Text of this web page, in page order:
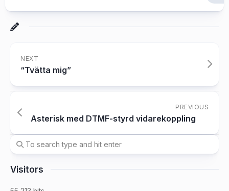
NEXT
“Tvätta mig”
PREVIOUS
Asterisk med DTMF-styrd vidarekoppling
Visitors